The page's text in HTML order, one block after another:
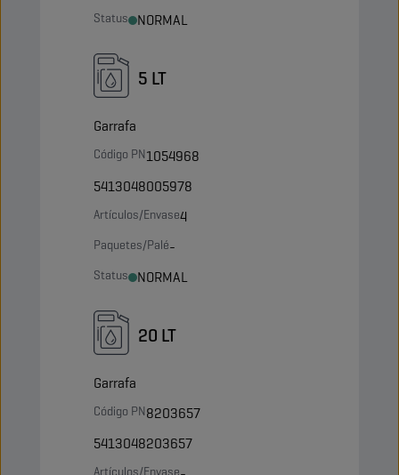
Status NORMAL
5 LT
Garrafa
Código PN1054968
5413048005978
Artículos/Envase4
Paquetes/Palé-
Status NORMAL
20 LT
Garrafa
Código PN8203657
5413048203657
Artículos/Envase